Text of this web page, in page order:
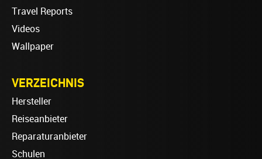
Travel Reports
Videos
Wallpaper
VERZEICHNIS
Hersteller
Reiseanbieter
Reparaturanbieter
Schulen